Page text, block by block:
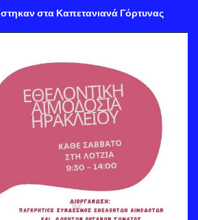
στα Καπετανιανά Γόρτυνας